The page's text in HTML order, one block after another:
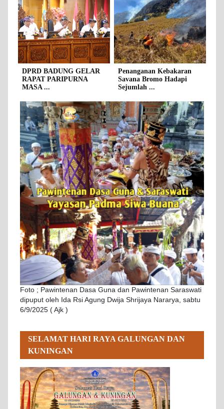
DPRD BADUNG GELAR
RAPAT PARIPURNA
MASA ...
Penanganan Kebakaran
Savana Bromo Hadapi
Sejumlah ...
Foto ; Pawintenan Dasa Guna dan Pawintenan Saraswati
dipuput oleh Ida Rsi Agung Dwija Shrijaya Nararya, sabtu
6/9/2025 ( Ajk )
SELAMAT HARI RAYA GALUNGAN DAN
KUNINGAN